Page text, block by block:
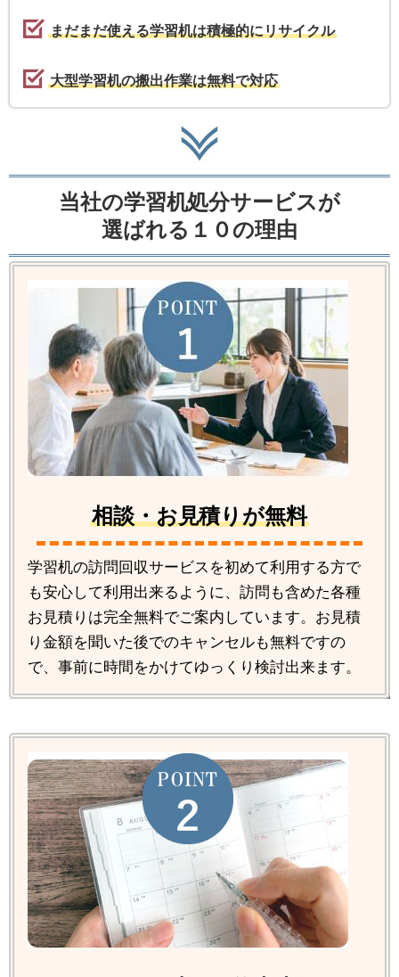
まだまだ使える学習机は積極的にリサイクル
大型学習机の搬出作業は無料で対応
当社の学習机処分サービスが
選ばれる１０の理由
相談・お見積りが無料
学習机の訪問回収サービスを初めて利用する方で
も安心して利用出来るように、訪問も含めた各種
お見積りは完全無料でご案内しています。お見積
り金額を聞いた後でのキャンセルも無料ですの
で、事前に時間をかけてゆっくり検討出来ます。